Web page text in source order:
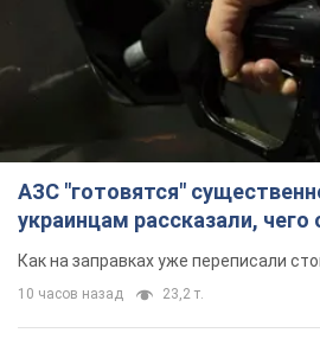
АЗС "готовятся"
украинцам рассказали,
Как на заправках уже переписали
10 часов назад 23,2 т.